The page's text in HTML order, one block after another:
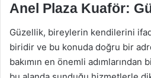
Anel Plaza Kuaför:
Güzellik, bireylerin kendilerini
biridir ve bu konuda doğru bir
bakımın en önemli adımlarından